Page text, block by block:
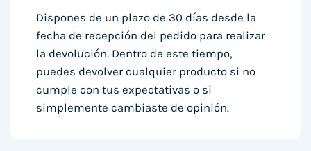
Dispones de un plazo de 30 días desde la
fecha de recepción del pedido para realizar
la devolución. Dentro de este tiempo,
puedes devolver cualquier producto si no
cumple con tus expectativas o si
simplemente cambiaste de opinión.